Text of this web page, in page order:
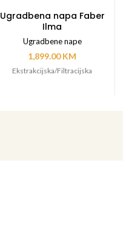
Ugradbena napa Faber
Ilma
Ugradbene nape
1,899.00KM
Ekstrakcijska/Filtracijska